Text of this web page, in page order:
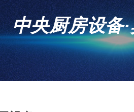
中央厨房设备